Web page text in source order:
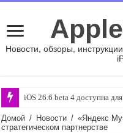
Новости, обзоры,
iOS 26.6 beta 4 доступна
Домой / Новости / «Яндекс
стратегическом партнерстве